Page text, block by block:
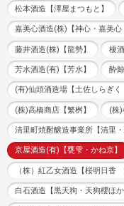
松本酒造【澤屋まつもと】
嘉美心酒造(株)【神心・嘉美心
藤井酒造(株)【龍勢】 榎
芳水酒造(有)【芳水】 酔
(有)仙頭酒造場【土佐しらぎく
(株)高橋商店【繁桝】 (株)
清里町焼酎醸造事業所【清里
京屋酒造(有)【甕雫・かね京】
（株）紅乙女酒造【桜明日
白石酒造【黒天狗・天狗櫻ほか